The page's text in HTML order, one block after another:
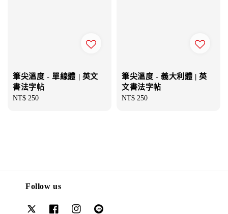
筆尖溫度 - 單線體 | 英文
書法字帖
Regular
NT$ 250
筆尖溫度 - 義大利體 | 英
文書法字帖
Regular
NT$ 250
Follow us